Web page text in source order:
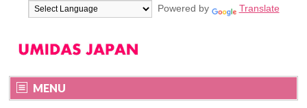
Powered by Translate
MENU